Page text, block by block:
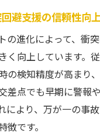
避支援の信頼性向上
の進化によって、衝
く向上しています。
の検知精度が高まり
差点でも早期に警報
により、万が一の事
です。